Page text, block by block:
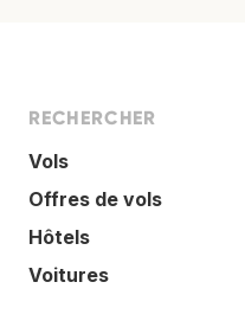
RECHERCHER
Vols
Offres de vols
Hôtels
Voitures